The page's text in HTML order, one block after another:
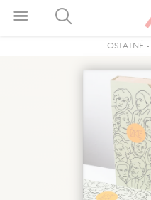
OSTATNÉ-